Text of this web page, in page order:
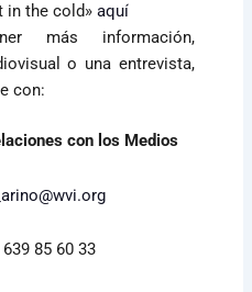
in the cold»aquí
más información,
o una entrevista,
con:
con los Medios
85 60 33